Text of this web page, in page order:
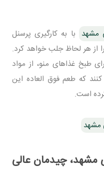
مشهد با به کارگیری پرسنل
هر لحاظ جلب خواهد کرد.
طبخ غذاهای منو، از مواد
که طعم فوق العاده این
است.
مشهد
مشهد، چیدمان عالی